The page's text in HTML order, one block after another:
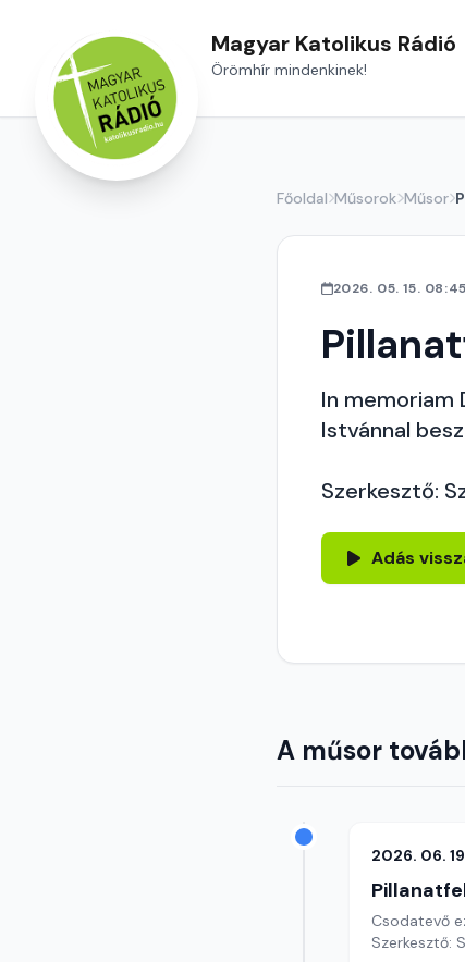
Magyar Katolikus Rádió
Örömhír mindenkinek!
Főoldal Műsorok Műsor
2026. 05. 15. 08:45
In memoriam
Istvánnal
Szerkesztő:
Adás
A műsor
2026. 06.
Csodatevő
Szerkesztő: